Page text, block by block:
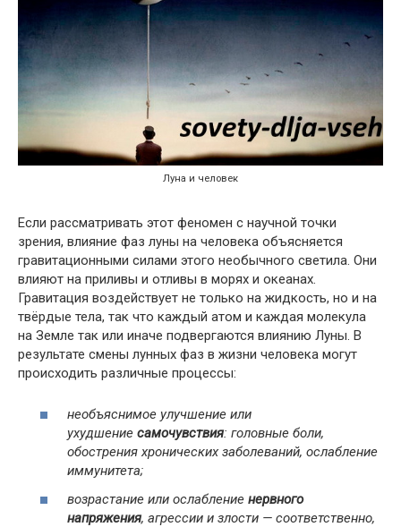
Луна и человек
Если рассматривать этот феномен с научной точки
зрения, влияние фаз луны на человека объясняется
гравитационными силами этого необычного светила. Они
влияют на приливы и отливы в морях и океанах.
Гравитация воздействует не только на жидкость, но и на
твёрдые тела, так что каждый атом и каждая молекула
на Земле так или иначе подвергаются влиянию Луны. В
результате смены лунных фаз в жизни человека могут
происходить различные процессы:
необъяснимое улучшение или
ухудшение самочувствия: головные боли,
обострения хронических заболеваний, ослабление
иммунитета;
возрастание или ослабление нервного
напряжения, агрессии и злости — соответственно,